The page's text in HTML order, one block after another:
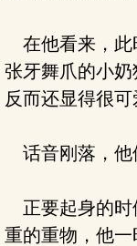
在他看来，此
张牙舞爪的小奶
反而还显得很可
话音刚落，他
正要起身的时
重的重物，他一